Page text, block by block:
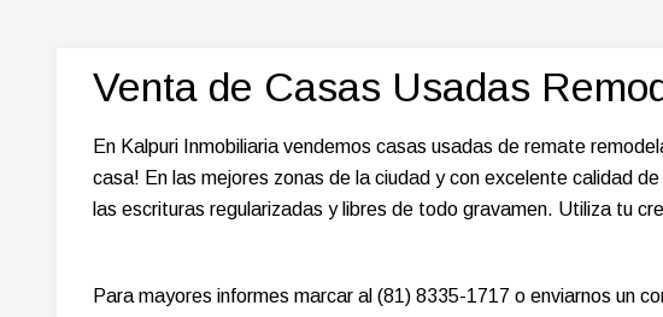
Venta de Casas Usadas
En Kalpuri Inmobiliaria vendemos casas usadas de remate
casa! En las mejores zonas de la ciudad y con excelente calidad
las escrituras regularizadas y libres de todo gravamen. Utiliza tu
Para mayores informes marcar al (81) 8335-1717 o enviarnos un